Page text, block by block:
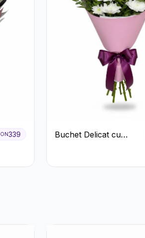
339
Buchet Delicat cu